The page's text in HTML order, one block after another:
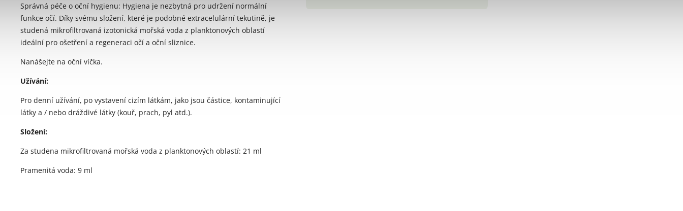
Správná péče o oční hygienu: Hygiena je nezbytná pro udržení normální
funkce očí. Díky svému složení, které je podobné extracelulární tekutině, je
studená mikrofiltrovaná izotonická mořská voda z planktonových oblastí
ideální pro ošetření a regeneraci očí a oční sliznice.
Nanášejte na oční víčka.
Užívání:
Pro denní užívání, po vystavení cizím látkám, jako jsou částice, kontaminující
látky a / nebo dráždivé látky (kouř, prach, pyl atd.).
Složení:
Za studena mikrofiltrovaná mořská voda z planktonových oblastí: 21 ml
Pramenitá voda: 9 ml